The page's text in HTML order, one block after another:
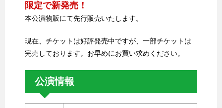
限定で新発売！
本公演物販にて先行販売いたします。
現在、チケットは好評発売中ですが、一部チケットは
完売しております。お早めにお買い求めください。
公演情報